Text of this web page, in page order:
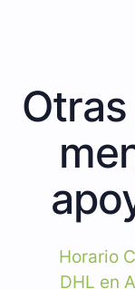
Horario
DHL en